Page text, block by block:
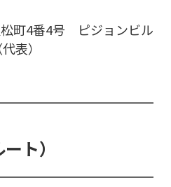
町4番4号 ピジョンビル
表）
ト）